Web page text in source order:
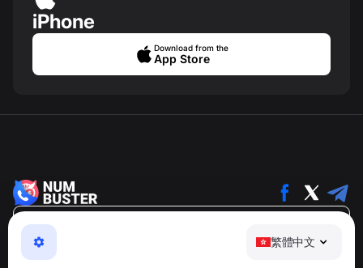
繁體中文
iPhone
Download from the
App Store
NumBuster © 2013—2026 ·
support@numbuster.com